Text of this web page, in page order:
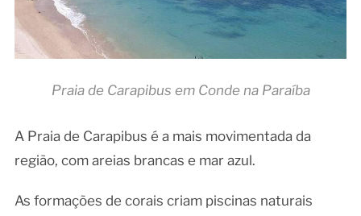
Praia de Carapibus em Conde na Paraíba
A Praia de Carapibus é a mais movimentada da
região, com areias brancas e mar azul.
As formações de corais criam piscinas naturais